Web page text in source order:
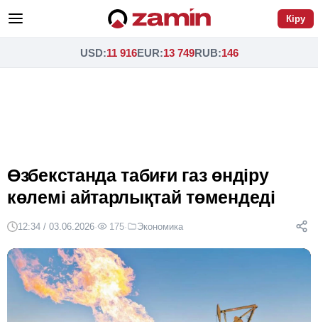
Кіру
USD:11 916EUR:13 749RUB:146
Өзбекстанда табиғи газ өндіру
көлемі айтарлықтай төмендеді
12:34 / 03.06.2026· 175· Экономика